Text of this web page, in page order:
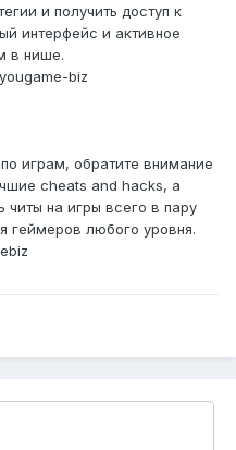
и получить доступ к
интерфейс и активное
в нише.
biz
играм, обратите внимание
cheats and hacks, а
читы на игры всего в пару
геймеров любого уровня.